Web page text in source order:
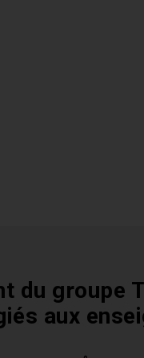
du groupe
aux